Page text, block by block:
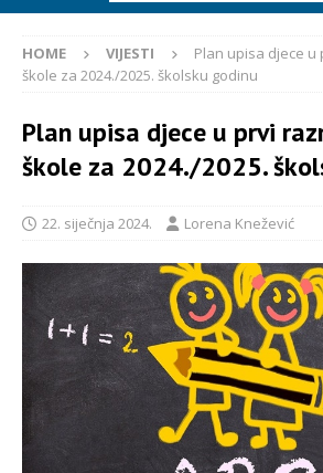
HOME VIJESTI
Plan upisa djece
škole za 2024./2025. školsku godinu
Plan upisa djece u prvi
škole za 2024./2025.
22. siječnja 2024. Lorena Knežević